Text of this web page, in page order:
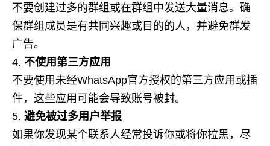
不要创建过多的群组或在群组中发送大量消息。确
保群组成员是有共同兴趣或目的的人，并避免群发
广告。
不使用第三方应用
不要使用未经WhatsApp官方授权的第三方应用或插
件，这些应用可能会导致账号被封。
避免被过多用户举报
如果你发现某个联系人经常投诉你或将你拉黑，尽